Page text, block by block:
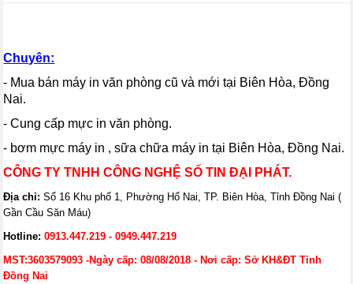
Chuyên:
- Mua bán máy in văn phòng cũ và mới tại Biên Hòa, Đồng
Nai.
- Cung cấp mực in văn phòng.
- bơm mực máy in , sữa chữa máy in tại Biên Hòa, Đồng Nai.
CÔNG TY TNHH CÔNG NGHỆ SỐ TIN ĐẠI PHÁT.
Địa chỉ: Số 16 Khu phố 1, Phường Hố Nai, TP. Biên Hòa, Tỉnh Đồng Nai (
Gần Cầu Săn Máu)
Hotline:0913.447.219 - 0949.447.219
MST:3603579093 -Ngày cấp: 08/08/2018 - Nơi cấp: Sở KH&ĐT Tỉnh
Đồng Nai